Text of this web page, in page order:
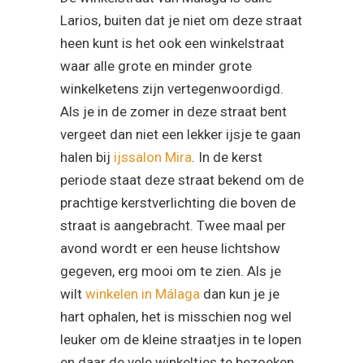
Als je in de zomer in deze straat bent
vergeet dan niet een lekker ijsje te gaan
halen bij
ijssalon Mira
. In de kerst
periode staat deze straat bekend om de
prachtige kerstverlichting die boven de
straat is aangebracht. Twee maal per
avond wordt er een heuse lichtshow
gegeven, erg mooi om te zien. Als je
winkelen in Málaga dan kun je je
hart ophalen, het is misschien nog wel
leuker om de kleine straatjes in te lopen
en daar de vele winkeltjes te bezoeken.
Bovendien zijn er ook nog genoeg
andere winkelcentra te vinden in Málaga
waar je ook als het een dagje regent
goed kunt winkelen.